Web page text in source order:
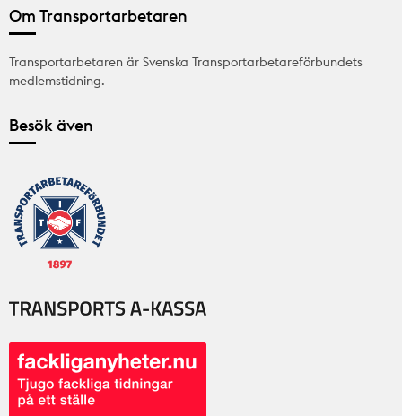
Om Transportarbetaren
Transportarbetaren är Svenska Transportarbetareförbundets
medlemstidning.
Besök även